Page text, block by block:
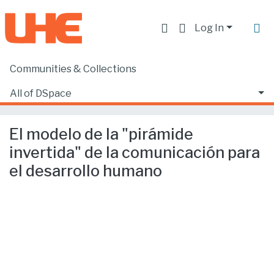
Log In
Communities & Collections
All of DSpace
Home
El modelo de la "pirámide invertida" de la comunicación para el desarrollo humano
El modelo de la "pirámide
invertida" de la comunicación para
el desarrollo humano